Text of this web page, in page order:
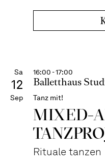
Sa
12
Sep
16:00 - 17:00
Balletthaus
Tanz mit!
MIXED-
Rituale tanzen